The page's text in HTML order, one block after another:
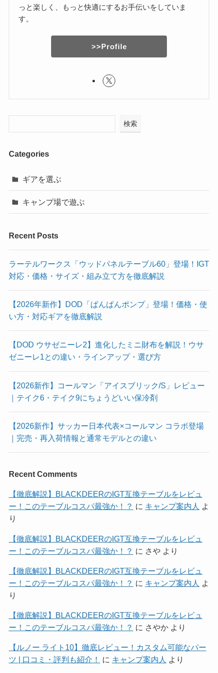
っと楽しく、もっと快適にするお手伝いをしていま
す。
>>Profile
検索
Categories
ギアを選ぶ
キャンプ場で遊ぶ
Recent Posts
ラーテルワークス「ウッドパネルテーブル60」登場！IGT
対応・価格・サイズ・組み立て方を徹底解説
【2026年新作】DOD「ぱんぱんポンプ」登場！価格・使
い方・対応ギアを徹底解説
【DOD ウサゼニーレ2】進化したミニ財布を解説！ウサ
ゼニーレ1との違い・ラインアップ・選び方
【2026新作】コールマン「アイスブリック/S」レビュー
｜テイク6・テイク9にちょうどいい保冷剤
【2026新作】サッカー日本代表×コールマン コラボ登場
｜完売・再入荷情報と通常モデルとの違い
Recent Comments
【徹底解説】BLACKDEERのIGT互換テーブルをレビュ
ー！このテーブルコスパ最強か！？ に キャンプ案内人 よ
り
【徹底解説】BLACKDEERのIGT互換テーブルをレビュ
ー！このテーブルコスパ最強か！？ に さやより
【徹底解説】BLACKDEERのIGT互換テーブルをレビュ
ー！このテーブルコスパ最強か！？ に キャンプ案内人 よ
り
【徹底解説】BLACKDEERのIGT互換テーブルをレビュ
ー！このテーブルコスパ最強か！？ に さやかより
【ルノー ライト10】徹底レビュー！カスタム可能なパー
ツ | 口コミ・評判も紹介！
に キャンプ案内人 より